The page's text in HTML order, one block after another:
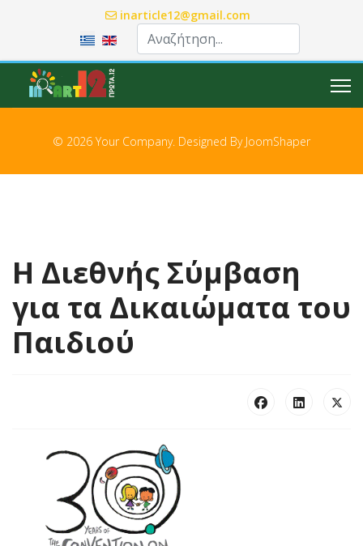
inarticle12@gmail.com
Επιλέξτε τη γλώσσα σας
© 2026 Your Company. Designed By JoomShaper
Η Διεθνής Σύμβαση
για τα Δικαιώματα του
Παιδιού